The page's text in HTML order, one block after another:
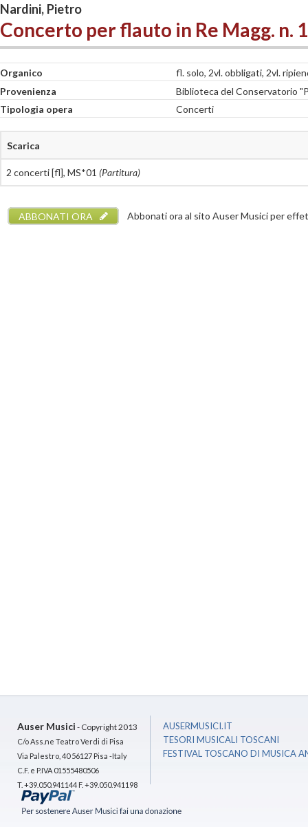
Nardini, Pietro
Concerto per flauto in Re Magg. n. 1
Organico
fl. solo, 2vl. obbligati, 2vl.
Provenienza
Biblioteca del Conservatorio
Tipologia opera
Concerti
Scarica
2 concerti [fl], MS*01 (Partitura)
ABBONATI ORA Abbonati ora al sito Auser Musici per
Auser Musici - Copyright 2013
C/o Ass.ne Teatro Verdi di Pisa
Via Palestro, 40 56127 Pisa -Italy
C.F. e P.IVA 01555480506
T. +39.050.941144 F. +39.050.941198
AUSERMUSICI.IT
TESORI MUSICALI TOSCANI
FESTIVAL TOSCANO DI MUSICA